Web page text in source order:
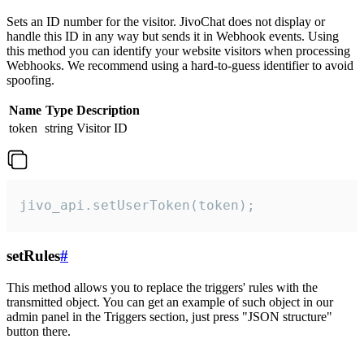
Sets an ID number for the visitor. JivoChat does not display or
handle this ID in any way but sends it in Webhook events. Using
this method you can identify your website visitors when processing
Webhooks. We recommend using a hard-to-guess identifier to avoid
spoofing.
Name Type Description
token string Visitor ID
jivo_api.setUserToken(token);
setRules#
This method allows you to replace the triggers' rules with the
transmitted object. You can get an example of such object in our
admin panel in the Triggers section, just press "JSON structure"
button there.